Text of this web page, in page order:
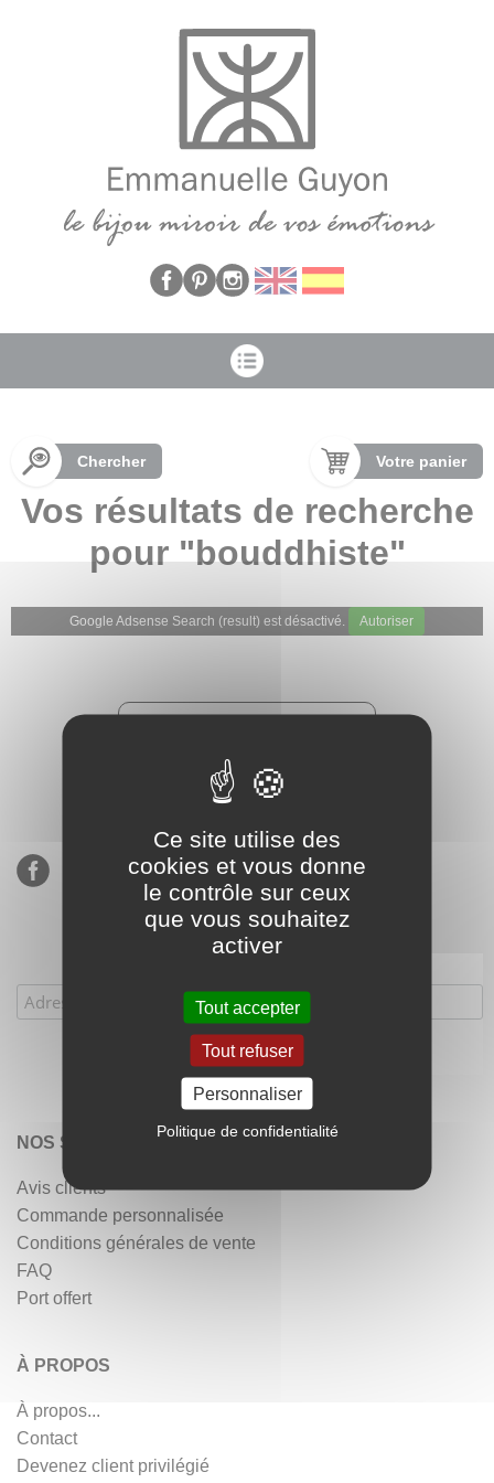
Chercher Votre panier
Vos résultats de recherche
pour "bouddhiste"
Google Adsense Search (result) est désactivé. Autoriser
★★★★★
Etsy : 900 ventes, 294 avis
NOS SERVICES
Avis clients
Commande personnalisée
Conditions générales de vente
FAQ
Port offert
À PROPOS
À propos...
Contact
Devenez client privilégié
Ce site utilise des
cookies et vous donne
le contrôle sur ceux
que vous souhaitez
activer
Tout accepter
Tout refuser
Personnaliser
Politique de confidentialité